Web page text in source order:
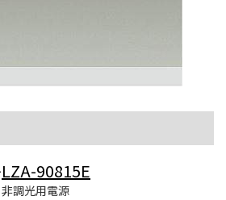
LZA-90815E
非調光用電源